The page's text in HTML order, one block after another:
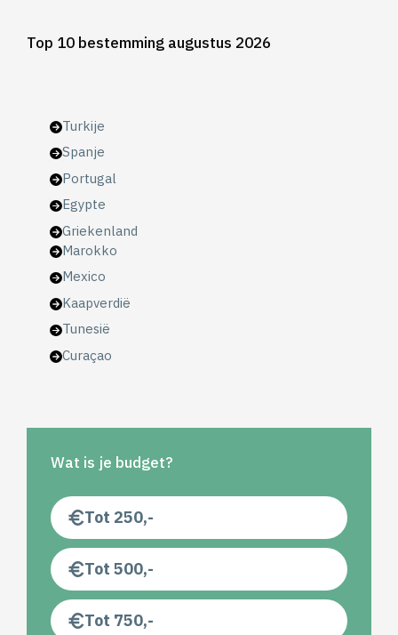
Top 10 bestemming augustus 2026
Turkije
Spanje
Portugal
Egypte
Griekenland
Marokko
Mexico
Kaapverdië
Tunesië
Curaçao
Wat is je budget?
Tot 250,-
Tot 500,-
Tot 750,-